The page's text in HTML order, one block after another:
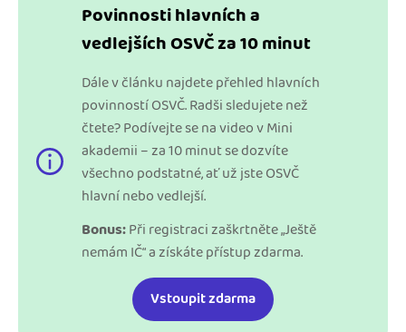
Povinnosti hlavních a
vedlejších OSVČ za 10 minut
Dále v článku najdete přehled hlavních
povinností OSVČ. Radši sledujete než
čtete? Podívejte se na video v Mini
akademii – za 10 minut se dozvíte
všechno podstatné, ať už jste OSVČ
hlavní nebo vedlejší.
Bonus:Při registraci zaškrtněte „Ještě
nemám IČ“ a získáte přístup zdarma.
Vstoupit zdarma